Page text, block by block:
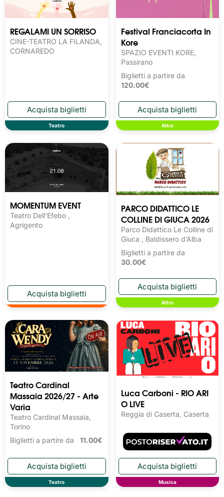
REGALAMI UN SORRISO
CINE-TEATRO LA FILANDA,
CORNAREDO
Teatro
Festival Franciacorta In
Kore
SPAZIO EVENTI KORE,
Passirano
Biglietti a partire da
120.00€
Altro
MOMENTUM EVENT
Teatro Dell'Efebo ,
Agrigento
PARCO DIDATTICO LE
COLLINE DI GIUCA 2026
Parco Didattico Le Colline di
Giuca , Baldissero d’Alba
Biglietti a partire da
30.00€
Altro
Teatro Cardinal
Massaia 2026/27 - Arte
Varia
Teatro Cardinal Massaia,
Torino
Biglietti a partire da 11.00€
Teatro
Luca Carboni - RIO ARI
O LIVE
Reggia di Caserta, Caserta
Musica